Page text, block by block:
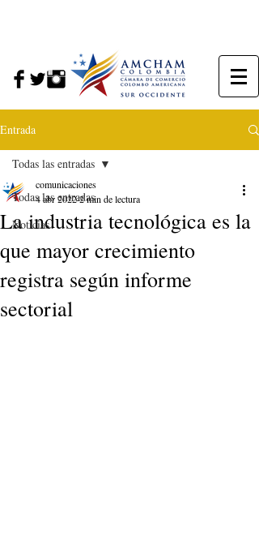
Entrada
Todas las entradas
Noticias
Todas las entradas
La industria tecnológica es la
que mayor crecimiento
registra según informe
sectorial
comunicaciones
4 abr 20222 min de lectura